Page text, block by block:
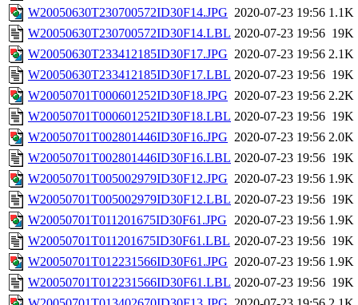
W20050630T230700572ID30F14.JPG 2020-07-23 19:56 1.1K
W20050630T230700572ID30F14.LBL 2020-07-23 19:56 19K
W20050630T233412185ID30F17.JPG 2020-07-23 19:56 2.1K
W20050630T233412185ID30F17.LBL 2020-07-23 19:56 19K
W20050701T000601252ID30F18.JPG 2020-07-23 19:56 2.2K
W20050701T000601252ID30F18.LBL 2020-07-23 19:56 19K
W20050701T002801446ID30F16.JPG 2020-07-23 19:56 2.0K
W20050701T002801446ID30F16.LBL 2020-07-23 19:56 19K
W20050701T005002979ID30F12.JPG 2020-07-23 19:56 1.9K
W20050701T005002979ID30F12.LBL 2020-07-23 19:56 19K
W20050701T011201675ID30F61.JPG 2020-07-23 19:56 1.9K
W20050701T011201675ID30F61.LBL 2020-07-23 19:56 19K
W20050701T012231566ID30F61.JPG 2020-07-23 19:56 1.9K
W20050701T012231566ID30F61.LBL 2020-07-23 19:56 19K